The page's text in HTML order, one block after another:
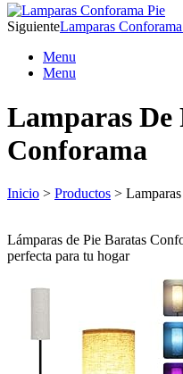
SiguienteLamparas
Menu
Menu
Lamparas De
Conforama
Inicio > Productos >
Lámparas de Pie Baratas
perfecta para tu hogar